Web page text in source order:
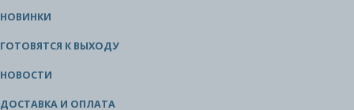
НОВИНКИ
ГОТОВЯТСЯ К ВЫХОДУ
НОВОСТИ
ДОСТАВКА И ОПЛАТА